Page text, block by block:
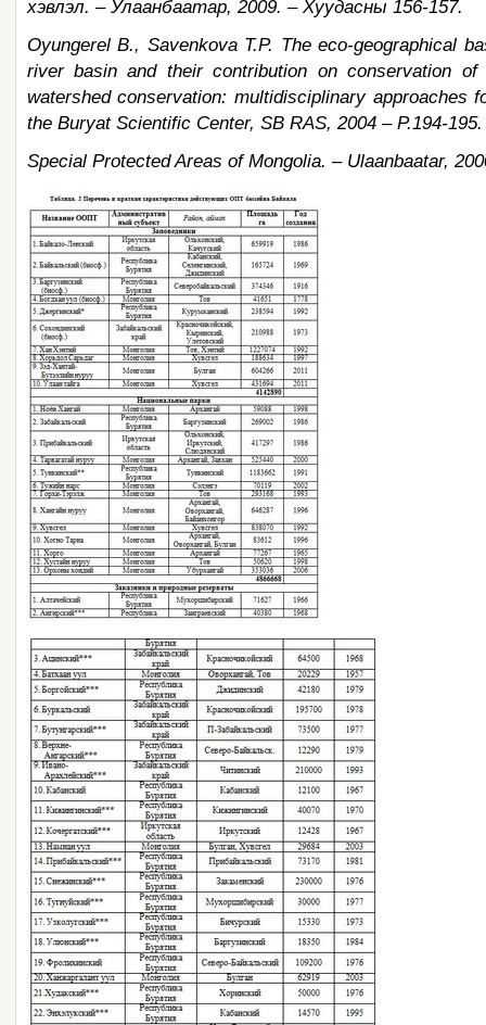
хэвлэл. – Улаанбаатар, 2009. – Хуудасны 156-157.
Oyungerel B., Savenkova T.P. The eco-geographical
river basin and their contribution on conservation
watershed conservation: multidisciplinary approaches
the Buryat Scientific Center, SB RAS, 2004 – P.194-195.
Special Protected Areas of Mongolia. – Ulaanbaatar,